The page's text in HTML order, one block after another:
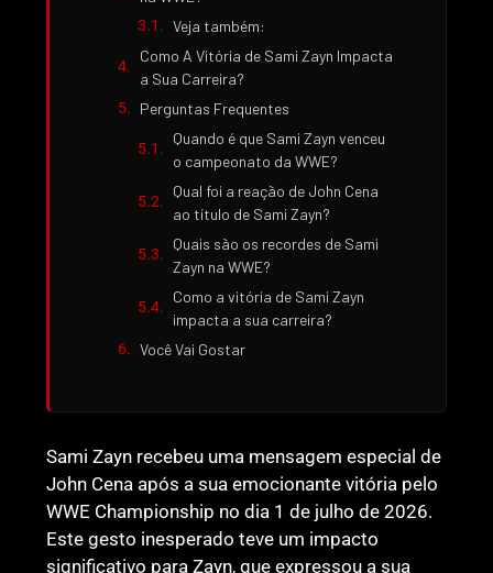
Veja também:
Como A Vitória de Sami Zayn Impacta
a Sua Carreira?
Perguntas Frequentes
Quando é que Sami Zayn venceu
o campeonato da WWE?
Qual foi a reação de John Cena
ao título de Sami Zayn?
Quais são os recordes de Sami
Zayn na WWE?
Como a vitória de Sami Zayn
impacta a sua carreira?
Você Vai Gostar
Sami Zayn recebeu uma mensagem especial de
John Cena após a sua emocionante vitória pelo
WWE Championship no dia 1 de julho de 2026.
Este gesto inesperado teve um impacto
significativo para Zayn, que expressou a sua